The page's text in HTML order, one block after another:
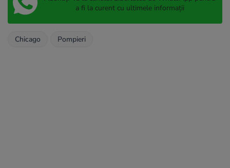
a fi la curent cu ultimele informații
Chicago Pompieri